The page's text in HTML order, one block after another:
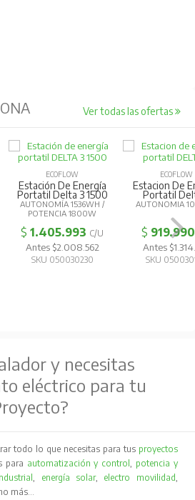
Ver todas las ofertas
ECOFLOW
Estación De Energía
Portatil Delta 3 1500
AUTONOMÍA 1536WH /
POTENCIA 1800W
$1.405.993 C/U
Antes $2.008.562
SKU 050030230
ECOFLOW
Estacion De
Portatil
AUTONOMIA
$ 919.990
Antes
SKU
y necesitas
eléctrico para tu
todo lo que necesitas para tus proyectos
para automatización y control, potencia y
, energía solar, electro movilidad,
más…